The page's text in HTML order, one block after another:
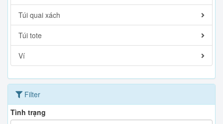
Túi quai xách
Túi tote
Ví
Filter
Tình trạng